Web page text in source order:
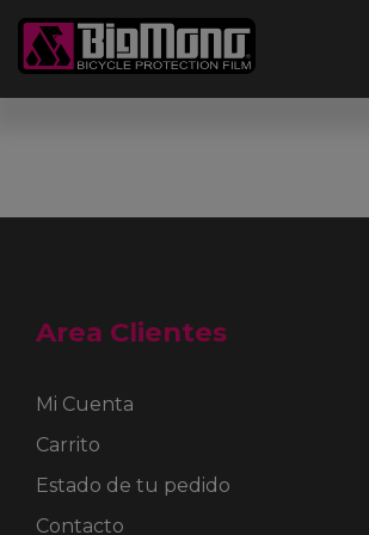
contenido
Area Clientes
Mi Cuenta
Carrito
Estado de tu pedido
Contacto